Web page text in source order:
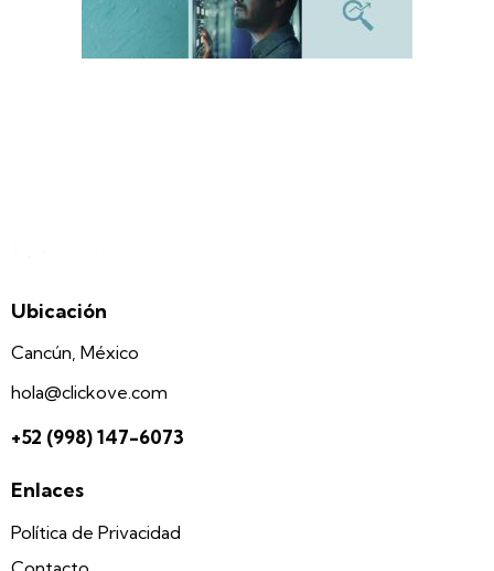
Ubicación
Cancún, México
hola@clickove.com
+52 (998) 147-6073
Enlaces
Política de Privacidad